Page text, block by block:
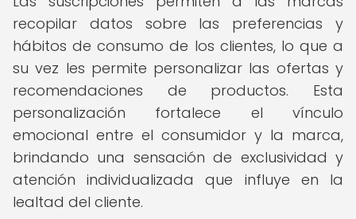
recopilar datos sobre las preferencias y
hábitos de consumo de los clientes, lo que a
su vez les permite personalizar las ofertas y
recomendaciones de productos. Esta
personalización fortalece el vínculo
emocional entre el consumidor y la marca,
brindando una sensación de exclusividad y
atención individualizada que influye en la
lealtad del cliente.